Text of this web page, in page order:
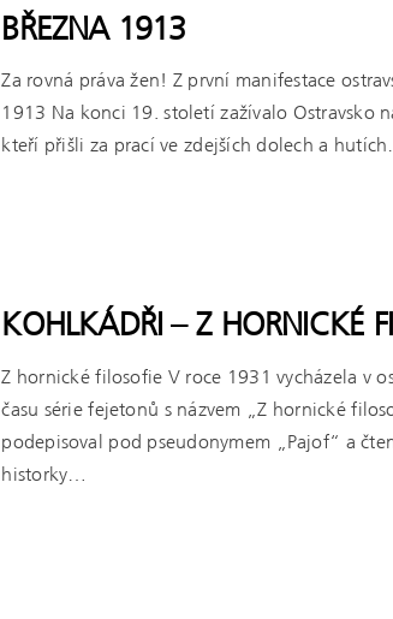
BŘEZNA 1913
Za rovná práva žen! Z první manifestace
1913 Na konci 19. století zažívalo Ostravsko
kteří přišli za prací ve zdejších dolech a
KOHLKÁDŘI – Z HORNICKÉ
Z hornické filosofie V roce 1931 vycházela v
času série fejetonů s názvem „Z hornické
podepisoval pod pseudonymem „Pajof“ a
historky…